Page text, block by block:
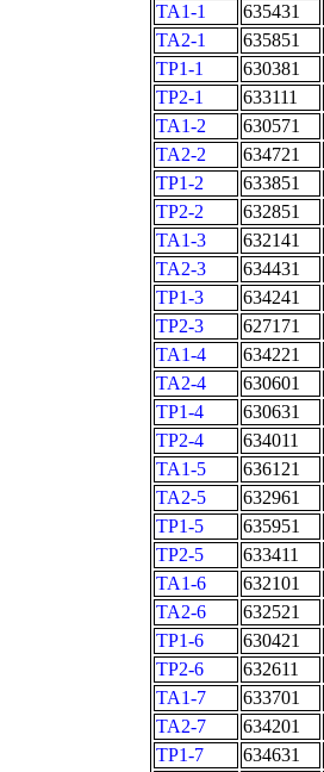
TA1-1
635431
TA2-1
635851
TP1-1
630381
TP2-1
633111
TA1-2
630571
TA2-2
634721
TP1-2
633851
TP2-2
632851
TA1-3
632141
TA2-3
634431
TP1-3
634241
TP2-3
627171
TA1-4
634221
TA2-4
630601
TP1-4
630631
TP2-4
634011
TA1-5
636121
TA2-5
632961
TP1-5
635951
TP2-5
633411
TA1-6
632101
TA2-6
632521
TP1-6
630421
TP2-6
632611
TA1-7
633701
TA2-7
634201
TP1-7
634631